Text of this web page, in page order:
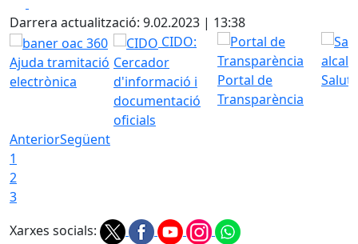
+
−
Darrera actualització: 9.02.2023 | 13:38
Ajuda tramitació
electrònica
CIDO:
Cercador
d'informació i
documentació
oficials
Portal de
Transparència
AnteriorSegüent
1
2
3
Xarxes socials: